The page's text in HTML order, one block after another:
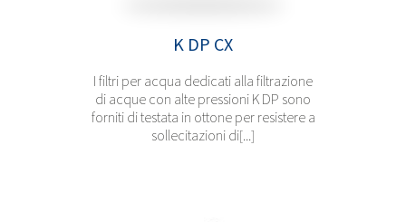
K DP CX
I filtri per acqua dedicati alla filtrazione
di acque con alte pressioni K DP sono
forniti di testata in ottone per resistere a
sollecitazioni di[...]